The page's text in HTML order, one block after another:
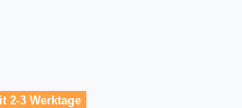
2-3 Werktage